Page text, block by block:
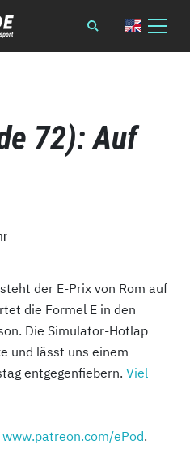
72): Auf
der E-Prix von Rom auf
die Formel E in den
Die Simulator-Hotlap
und lässt uns einem
entgegenfiebern. Viel
www.patreon.com/ePod.